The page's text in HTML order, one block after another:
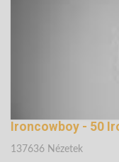
Ironcowboy - 50
137636 Nézetek